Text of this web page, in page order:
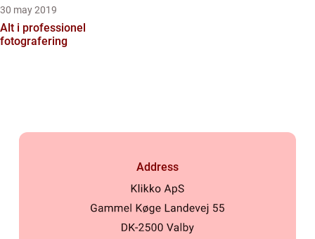
30 may 2019
Alt i professionel
fotografering
Address